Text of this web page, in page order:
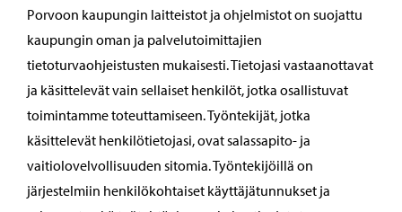
Porvoon kaupungin laitteistot ja ohjelmistot on suojattu
kaupungin oman ja palvelutoimittajien
tietoturvaohjeistusten mukaisesti. Tietojasi vastaanottavat
ja käsittelevät vain sellaiset henkilöt, jotka osallistuvat
toimintamme toteuttamiseen. Työntekijät, jotka
käsittelevät henkilötietojasi, ovat salassapito- ja
vaitiolovelvollisuuden sitomia. Työntekijöillä on
järjestelmiin henkilökohtaiset käyttäjätunnukset ja